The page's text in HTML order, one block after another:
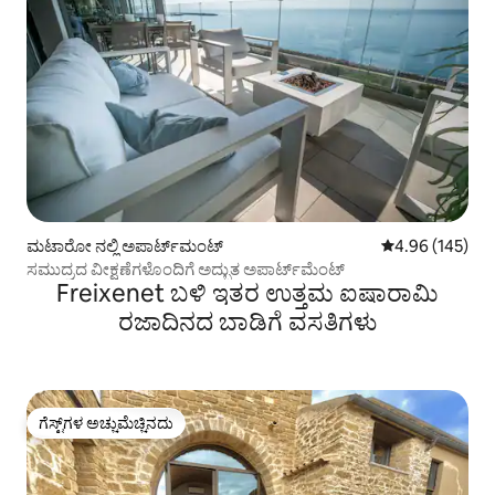
ಮಟಾರೋ ನಲ್ಲಿ ಅಪಾರ್ಟ್‌ಮಂಟ್ 5 ರಲ್ಲಿ 4.96
4.96 (145)
ಸಮುದ್ರದ ವೀಕ್ಷಣೆಗಳೊಂದಿಗೆ ಅದ್ಭುತ ಅಪಾರ್ಟ್‌ಮೆಂಟ್
Freixenet ಬಳಿ ಇತರ ಉತ್ತಮ ಐಷಾರಾಮಿ
ರಜಾದಿನದ ಬಾಡಿಗೆ ವಸತಿಗಳು
ಗೆಸ್ಟ್‌ಗಳ ಅಚ್ಚುಮೆಚ್ಚಿನದು
ಗೆಸ್ಟ್‌ಗಳ ಅಚ್ಚುಮೆಚ್ಚಿನದು